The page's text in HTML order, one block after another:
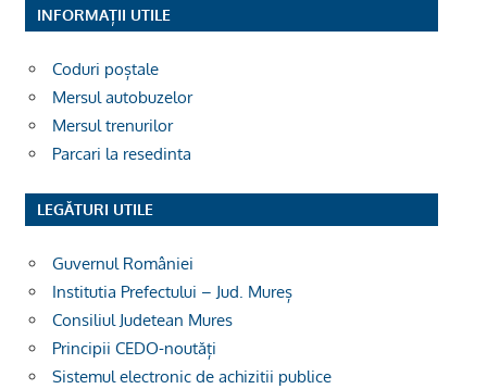
INFORMAȚII UTILE
Coduri poștale
Mersul autobuzelor
Mersul trenurilor
Parcari la resedinta
LEGĂTURI UTILE
Guvernul României
Institutia Prefectului – Jud. Mureș
Consiliul Judetean Mures
Principii CEDO-noutăți
Sistemul electronic de achizitii publice